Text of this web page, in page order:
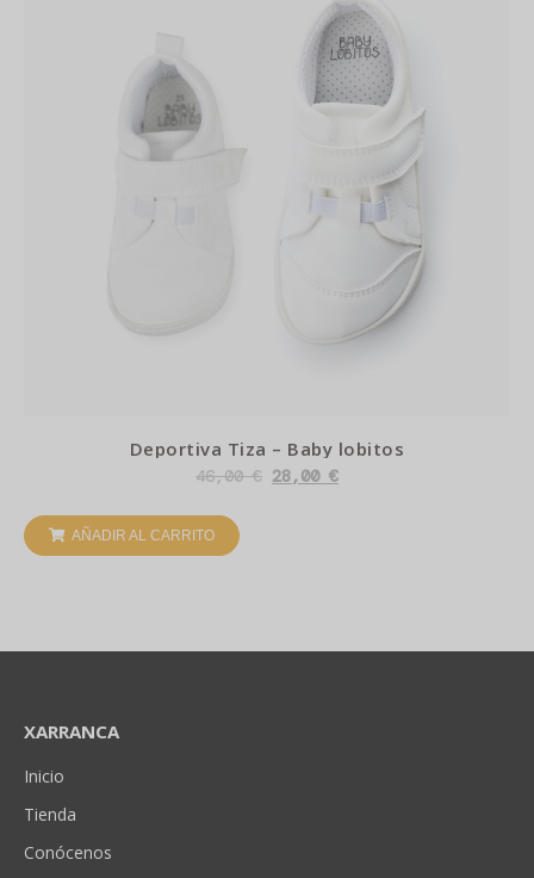
Deportiva Tiza – Baby lobitos
46,00€ 28,00 €
AÑADIR AL CARRITO
XARRANCA
Inicio
Tienda
Conócenos